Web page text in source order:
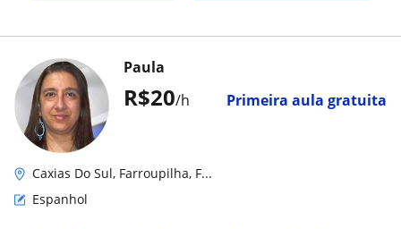
R$20/h Primeira aula gratuita
Paula
Caxias Do Sul, Farroupilha, F...
Espanhol